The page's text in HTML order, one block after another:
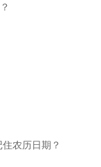
农历日期？